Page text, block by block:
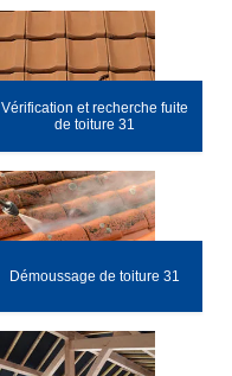
Vérification et recherche fuite
de toiture 31
Démoussage de toiture 31